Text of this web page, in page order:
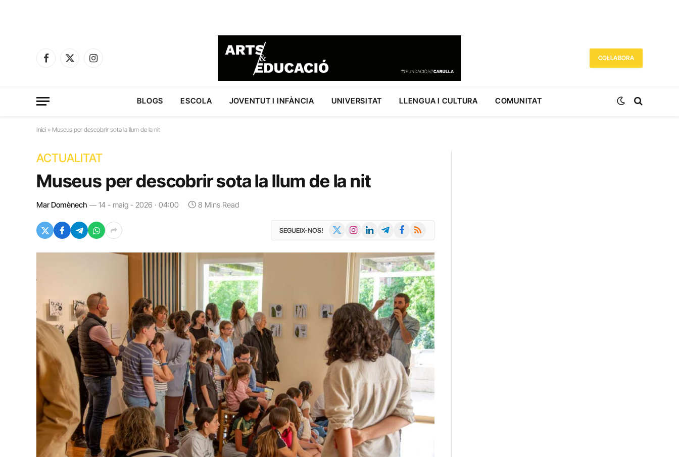
Facebook
X
Instagram
COL·LABORA
BLOGS ESCOLA JOVENTUT I INFÀNCIA UNIVERSITAT LLENGUA I CULTURA COMUNITAT
Inici » Museus per descobrir sota la llum de la nit
ACTUALITAT
Museus per descobrir sota la llum de la nit
Mar Domènech 14 - maig - 2026 · 04:00 8 Mins Read
SEGUEIX-NOS! InstagramLinkedInTelegramFacebook
RSS